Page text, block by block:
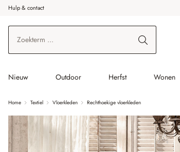
de hoofdinhoud
Ga naar zoeken
Ga naar de hoofdnavigatie
Hulp & contact
Nieuw Outdoor Herfst Wonen
Home Textiel Vloerkleden Rechthoekige vloerkleden